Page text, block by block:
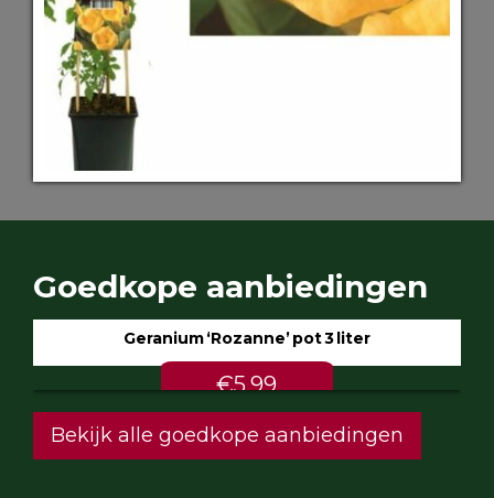
Goedkope aanbiedingen
Geranium ‘Rozanne’ pot 3 liter
€5.99
Bekijk alle goedkope aanbiedingen